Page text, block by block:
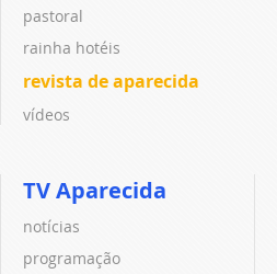
pastoral
rainha hotéis
revista de aparecida
vídeos
TV Aparecida
notícias
programação